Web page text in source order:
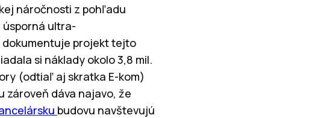
náročnosti z pohľadu
úsporná ultra-
dokumentuje projekt tejto
si náklady okolo 3,8 mil.
(odtiaľ aj skratka E-kom)
zároveň dáva najavo, že
budovu navštevujú